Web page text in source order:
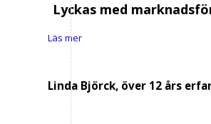
Lyckas med
Läs mer
Linda Björck, över 12 års